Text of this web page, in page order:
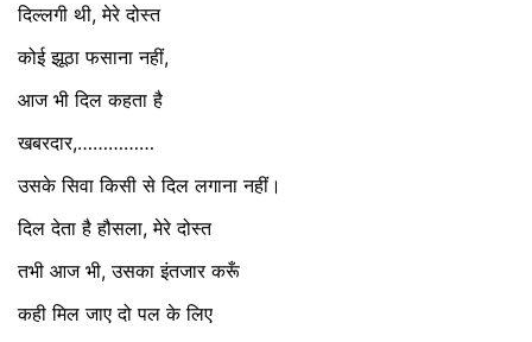
दिल्लगी थी, मेरे दोस्त
कोई झूठा फसाना नहीं,
आज भी दिल कहता है
खबरदार,……………
उसके सिवा किसी से दिल लगाना नहीं।
दिल देता है हौसला, मेरे दोस्त
तभी आज भी, उसका इंतजार करूँ
कही मिल जाए दो पल के लिए